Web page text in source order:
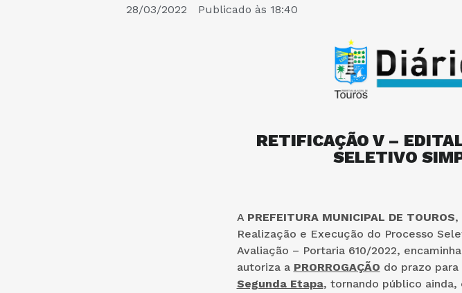
28/03/2022 Publicado às 18:40
RETIFICAÇÃO V –
SELETIVO
A PREFEITURA MUNICIPAL DE TOUROS,
Realização e Execução do Processo
Avaliação – Portaria 610/2022,
autoriza a PRORROGAÇÃO do prazo
Segunda Etapa, tornando público ainda,